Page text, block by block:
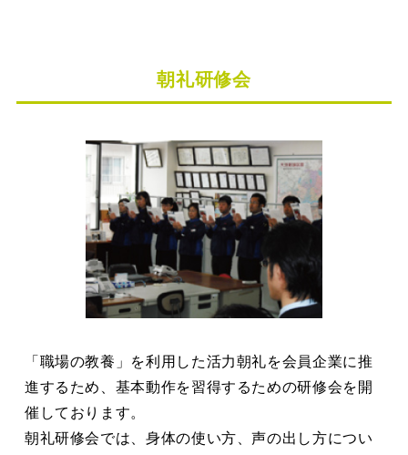
朝礼研修会
「職場の教養」を利用した活力朝礼を会員企業に推
進するため、基本動作を習得するための研修会を開
催しております。
朝礼研修会では、身体の使い方、声の出し方につい